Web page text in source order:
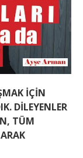
İÇİN
DİLEYENLER
TÜM